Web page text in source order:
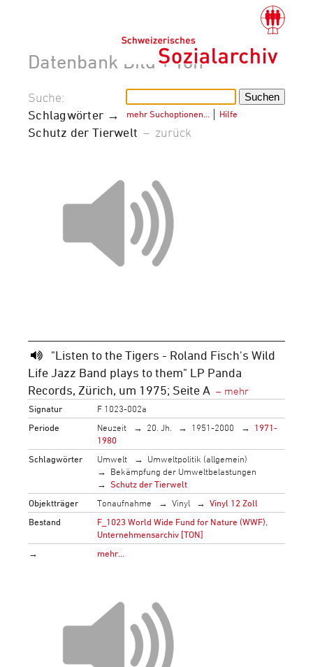
Datenbank Bild + Ton
mehr Suchoptionen… Hilfe
Suche:
Schlagwörter →
Schutz der Tierwelt – zurück
"Listen to the Tigers - Roland Fisch's Wild
Life Jazz Band plays to them" LP Panda
Records, Zürich, um 1975; Seite A
Signatur
F 1023-002a
Periode
Neuzeit 20. Jh. 1951-2000
1971-
1980
Schlagwörter
Umwelt
Umweltpolitik (allgemein)
Bekämpfung der Umweltbelastungen
Schutz der Tierwelt
Objektträger
Tonaufnahme Vinyl
Vinyl 12 Zoll
Bestand
F_1023 World Wide Fund for Nature (WWF),
Unternehmensarchiv [TON]
→
mehr…